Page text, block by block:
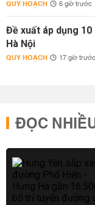
QUY HOẠCH 6 giờ trước
Đề xuất áp dụng
Hà Nội
QUY HOẠCH 17 giờ trước
ĐỌC